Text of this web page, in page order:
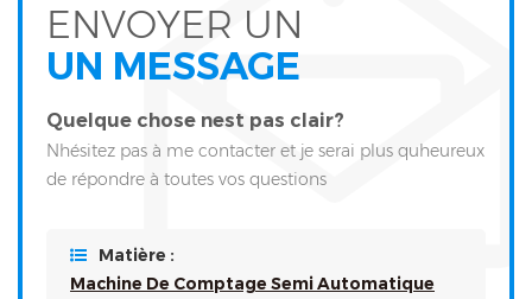
ENVOYER UN
UN MESSAGE
Quelque chose nest pas clair?
Nhésitez pas à me contacter et je serai plus quheureux
de répondre à toutes vos questions
Matière :
Machine De Comptage Semi Automatique